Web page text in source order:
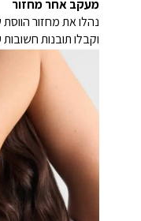
מעקב אחר מחזור
נהלו את מחזור הווסת
וקבלו תובנות